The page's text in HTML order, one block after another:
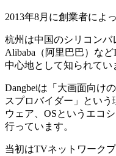
2013年8月に創業者によ
杭州は中国のシリコンバ
Alibaba（阿里巴巴）な
中心地として知られてい
Dangbeiは「大画面向け
スプロバイダー」とい
ウェア、OSというエコ
行っています。
当初はTVネットワーク